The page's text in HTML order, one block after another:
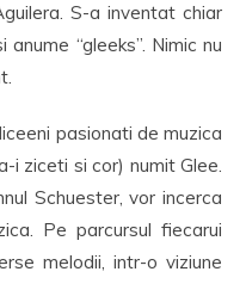
S-a inventat chiar
“gleeks”. Nimic nu
pasionati de muzica
i ziceti si cor) numit Glee.
Schuester, vor incerca
Pe parcursul fiecarui
melodii, intr-o viziune